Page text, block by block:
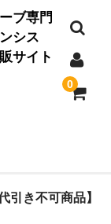
ブ専門
シス
サイト
0
引き不可商品】